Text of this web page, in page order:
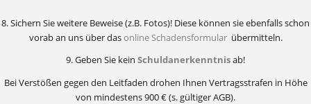
8. Sichern Sie weitere Beweise (z.B. Fotos)! Diese können sie ebenfalls schon
vorab an uns über dasonline Schadensformular übermitteln.
9. Geben Sie kein Schuldanerkenntnisab!
Bei Verstößen gegen den Leitfaden drohen Ihnen Vertragsstrafen in Höhe
von mindestens 900 € (s. gültiger AGB).